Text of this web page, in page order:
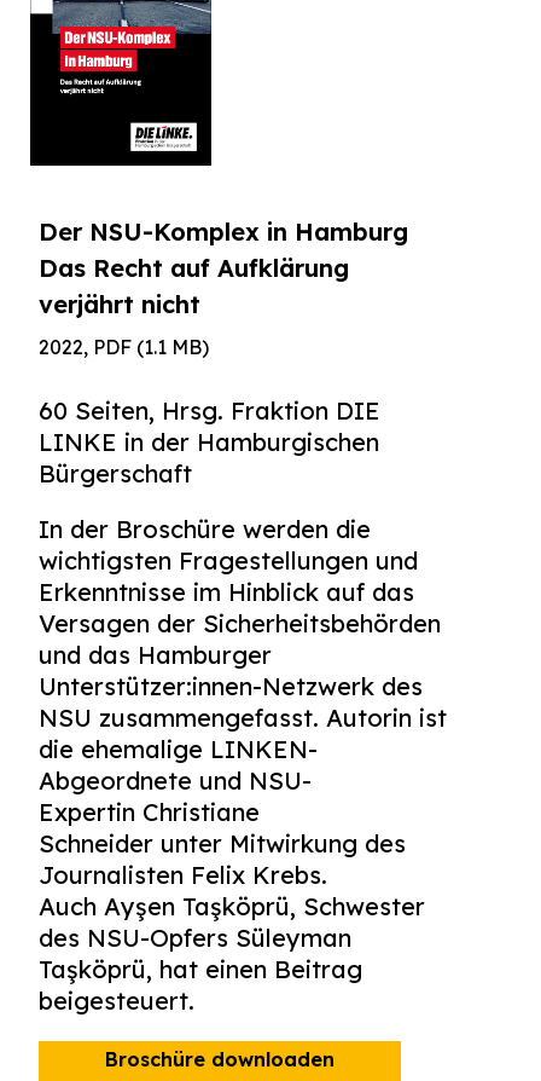
Der NSU-Komplex in Hamburg
Das Recht auf Aufklärung
verjährt nicht
2022, PDF (1.1 MB)
60 Seiten, Hrsg. Fraktion DIE
LINKE in der Hamburgischen
Bürgerschaft
In der Broschüre werden die
wichtigsten Fragestellungen und
Erkenntnisse im Hinblick auf das
Versagen der Sicherheitsbehörden
und das Hamburger
Unterstützer:innen-Netzwerk des
NSU zusammengefasst. Autorin ist
die ehemalige LINKEN-
Abgeordnete und NSU-
Expertin Christiane
Schneider unter Mitwirkung des
Journalisten Felix Krebs.
Auch Ayşen Taşköprü, Schwester
des NSU-Opfers Süleyman
Taşköprü, hat einen Beitrag
beigesteuert.
Broschüre downloaden